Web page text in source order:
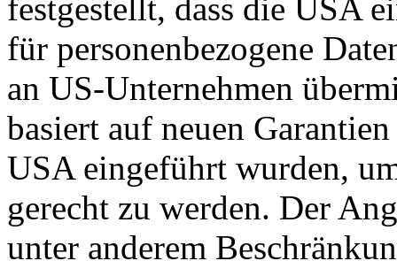
festgestellt, dass die USA
für personenbezogene
an US-Unternehmen
basiert auf neuen
USA eingeführt wurden,
gerecht zu werden. Der
unter anderem